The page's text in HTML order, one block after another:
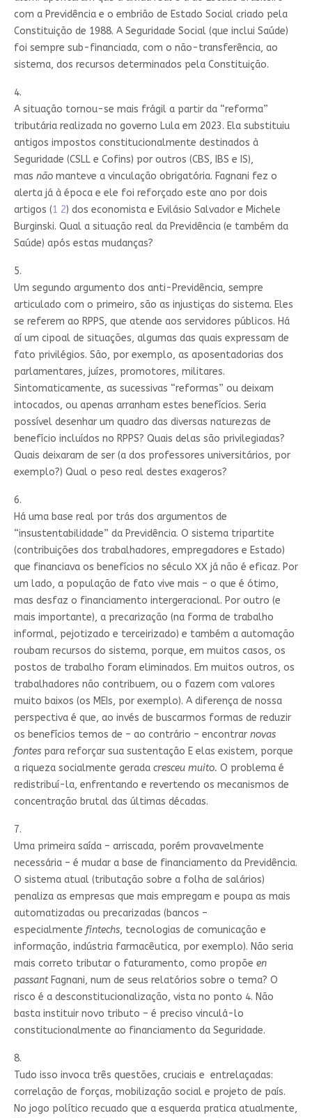
com a Previdência e o embrião de Estado Social criado pela
Constituição de 1988. A Seguridade Social (que inclui Saúde)
foi sempre sub-financiada, com o não-transferência, ao
sistema, dos recursos determinados pela Constituição.
4.
A situação tornou-se mais frágil a partir da “reforma”
tributária realizada no governo Lula em 2023. Ela substituiu
antigos impostos constitucionalmente destinados à
Seguridade (CSLL e Cofins) por outros (CBS, IBS e IS),
mas não manteve a vinculação obrigatória. Fagnani fez o
alerta já à época e ele foi reforçado este ano por dois
artigos (1 2) dos economista e Evilásio Salvador e Michele
Burginski. Qual a situação real da Previdência (e também da
Saúde) após estas mudanças?
5.
Um segundo argumento dos anti-Previdência, sempre
articulado com o primeiro, são as injustiças do sistema. Eles
se referem ao RPPS, que atende aos servidores públicos. Há
aí um cipoal de situações, algumas das quais expressam de
fato privilégios. São, por exemplo, as aposentadorias dos
parlamentares, juízes, promotores, militares.
Sintomaticamente, as sucessivas “reformas” ou deixam
intocados, ou apenas arranham estes benefícios. Seria
possível desenhar um quadro das diversas naturezas de
benefício incluídos no RPPS? Quais delas são privilegiadas?
Quais deixaram de ser (a dos professores universitários, por
exemplo?) Qual o peso real destes exageros?
6.
Há uma base real por trás dos argumentos de
“insustentabilidade” da Previdência. O sistema tripartite
(contribuições dos trabalhadores, empregadores e Estado)
que financiava os benefícios no século XX já não é eficaz. Por
um lado, a população de fato vive mais – o que é ótimo,
mas desfaz o financiamento intergeracional. Por outro (e
mais importante), a precarização (na forma de trabalho
informal, pejotizado e terceirizado) e também a automação
roubam recursos do sistema, porque, em muitos casos, os
postos de trabalho foram eliminados. Em muitos outros, os
trabalhadores não contribuem, ou o fazem com valores
muito baixos (os MEIs, por exemplo). A diferença de nossa
perspectiva é que, ao invés de buscarmos formas de reduzir
os benefícios temos de – ao contrário – encontrar novas
fontespara reforçar sua sustentação E elas existem, porque
a riqueza socialmente gerada cresceu muito. O problema é
redistribuí-la, enfrentando e revertendo os mecanismos de
concentração brutal das últimas décadas.
7.
Uma primeira saída – arriscada, porém provavelmente
necessária – é mudar a base de financiamento da Previdência.
O sistema atual (tributação sobre a folha de salários)
penaliza as empresas que mais empregam e poupa as mais
automatizadas ou precarizadas (bancos –
especialmente fintechs, tecnologias de comunicação e
informação, indústria farmacêutica, por exemplo). Não seria
mais correto tributar o faturamento, como propõe en
passantFagnani, num de seus relatórios sobre o tema? O
risco é a desconstitucionalização, vista no ponto 4. Não
basta instituir novo tributo – é preciso vinculá-lo
constitucionalmente ao financiamento da Seguridade.
8.
Tudo isso invoca três questões, cruciais e entrelaçadas:
correlação de forças, mobilização social e projeto de país.
No jogo político recuado que a esquerda pratica atualmente,